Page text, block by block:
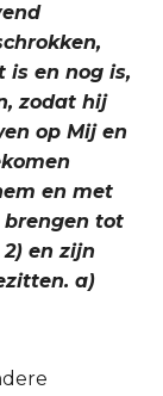
is en nog is,
zodat hij
op Mij en
en met
brengen tot
en zijn
a)